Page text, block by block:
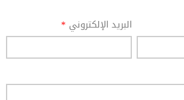
البريد الإلكتروني *